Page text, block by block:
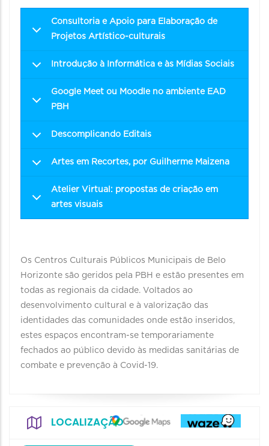
Consultoria e Apoio para Elaboração de
Projetos Artístico-culturais
Introdução à Informática e às Mídias Sociais
Google Meet ou Moodle no ambiente EAD
PBH
Descomplicando Editais
Artes em Recortes, por Guilherme Maizena
Atelier Virtual: propostas de criação em
artes visuais
Os Centros Culturais Públicos Municipais de Belo
Horizonte são geridos pela PBH e estão presentes em
todas as regionais da cidade. Voltados ao
desenvolvimento cultural e à valorização das
identidades das comunidades onde estão inseridos,
estes espaços encontram-se temporariamente
fechados ao público devido às medidas sanitárias de
combate e prevenção à Covid-19.
LOCALIZAÇÃO